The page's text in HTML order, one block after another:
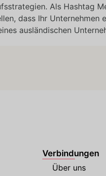
Als Hashtag
dass Ihr
ausländischen
Verbindungen
Über uns